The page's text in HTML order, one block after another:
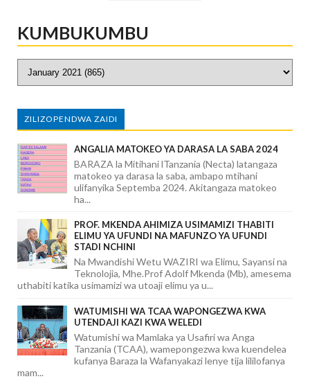
KUMBUKUMBU
ZILIZOPENDWA ZAIDI
ANGALIA MATOKEO YA DARASA LA SABA 2024
BARAZA la Mitihani lTanzania (Necta) latangaza
matokeo ya darasa la saba, ambapo mtihani
ulifanyika Septemba 2024. Akitangaza matokeo
ha...
PROF. MKENDA AHIMIZA USIMAMIZI THABITI
ELIMU YA UFUNDI NA MAFUNZO YA UFUNDI
STADI NCHINI
Na Mwandishi Wetu WAZIRI wa Elimu, Sayansi na
Teknolojia, Mhe.Prof Adolf Mkenda (Mb), amesema
uthabiti katika usimamizi wa utoaji elimu ya u...
WATUMISHI WA TCAA WAPONGEZWA KWA
UTENDAJI KAZI KWA WELEDI
Watumishi wa Mamlaka ya Usafiri wa Anga
Tanzania (TCAA), wamepongezwa kwa kuendelea
kufanya Baraza la Wafanyakazi lenye tija lililofanya
mam...